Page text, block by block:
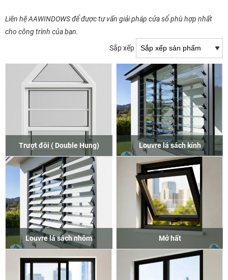
Liên hệ AAWINDOWS để được tư vấn giải pháp cửa sổ phù hợp nhất
cho công trình của bạn.
Sắp xếp
Trượt đôi ( Double Hung) Louvre lá sách kính
Louvre lá sách nhôm Mở hất